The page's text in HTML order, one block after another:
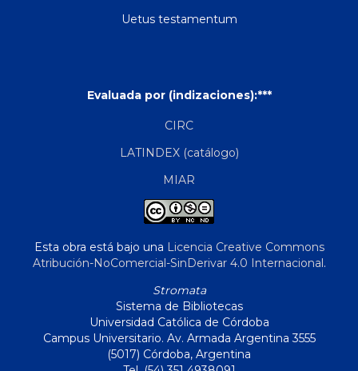
Uetus testamentum
Evaluada por (indizaciones):***
CIRC
LATINDEX (catálogo)
MIAR
Esta obra está bajo una Licencia Creative Commons
Atribución-NoComercial-SinDerivar 4.0 Internacional.
Stromata
Sistema de Bibliotecas
Universidad Católica de Córdoba
Campus Universitario. Av. Armada Argentina 3555
(5017) Córdoba, Argentina